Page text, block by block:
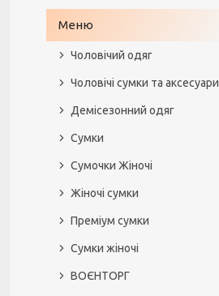
Меню
Чоловічий одяг
Чоловічі сумки та аксесуари
Демісезонний одяг
Сумки
Сумочки Жіночі
Жіночі сумки
Преміум сумки
Сумки жіночі
ВОЄНТОРГ